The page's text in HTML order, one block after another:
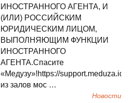
ИНОСТРАННОГО АГЕНТА, И
(ИЛИ) РОССИЙСКИМ
ЮРИДИЧЕСКИМ ЛИЦОМ,
ВЫПОЛНЯЮЩИМ ФУНКЦИИ
ИНОСТРАННОГО
АГЕНТА.Спасите
«Медузу»!https://
из залов мос …
Новости